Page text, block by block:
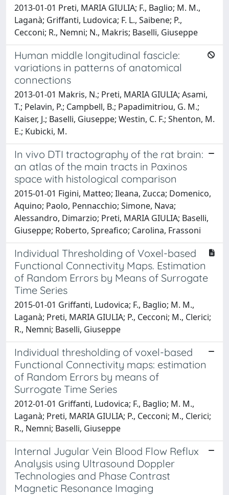
2013-01-01 Preti, MARIA GIULIA; F., Baglio; M. M.,
Laganà; Griffanti, Ludovica; F. L., Saibene; P.,
Cecconi; R., Nemni; N., Makris; Baselli, Giuseppe
Human middle longitudinal fascicle:
variations in patterns of anatomical
connections
2013-01-01 Makris, N.; Preti, MARIA GIULIA; Asami,
T.; Pelavin, P.; Campbell, B.; Papadimitriou, G. M.;
Kaiser, J.; Baselli, Giuseppe; Westin, C. F.; Shenton, M.
E.; Kubicki, M.
In vivo DTI tractography of the rat brain:
an atlas of the main tracts in Paxinos
space with histological comparison
2015-01-01 Figini, Matteo; Ileana, Zucca; Domenico,
Aquino; Paolo, Pennacchio; Simone, Nava;
Alessandro, Dimarzio; Preti, MARIA GIULIA; Baselli,
Giuseppe; Roberto, Spreafico; Carolina, Frassoni
Individual Thresholding of Voxel-based
Functional Connectivity Maps. Estimation
of Random Errors by Means of Surrogate
Time Series
2015-01-01 Griffanti, Ludovica; F., Baglio; M. M.,
Laganà; Preti, MARIA GIULIA; P., Cecconi; M., Clerici;
R., Nemni; Baselli, Giuseppe
Individual thresholding of voxel-based
Functional Connectivity maps: estimation
of Random Errors by means of
Surrogate Time Series
2012-01-01 Griffanti, Ludovica; F., Baglio; M. M.,
Laganà; Preti, MARIA GIULIA; P., Cecconi; M., Clerici;
R., Nemni; Baselli, Giuseppe
Internal Jugular Vein Blood Flow Reflux
Analysis using Ultrasound Doppler
Technologies and Phase Contrast
Magnetic Resonance Imaging